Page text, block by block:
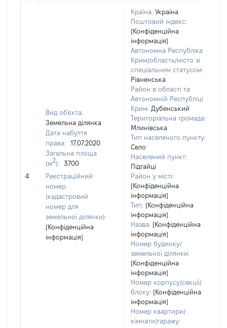
4
Вид об'єкта:
Земельна ділянка
Дата набуття
права:
17.07.2020
Загальна площа
(м2):
3700
Реєстраційний
номер
(кадастровий
номер для
земельної ділянки):
[Конфіденційна
інформація]
Країна: Україна
Поштовий індекс:
[Конфіденційна
інформація]
Автономна Республіка
Крим/область/місто зі
спеціальним статусом:
Рівненська
Район в області та
Автономній Республіці
Крим: Дубенський
Територіальна громада:
Млинівська
Тип населеного пункту:
Село
Населений пункт:
Підгайці
Район у місті:
[Конфіденційна
інформація]
Тип: [Конфіденційна
інформація]
Назва: [Конфіденційна
інформація]
Номер будинку/
земельної ділянки:
[Конфіденційна
інформація]
Номер корпусу/секції/
блоку: [Конфіденційна
інформація]
Номер квартири/
кімнати/гаражу: